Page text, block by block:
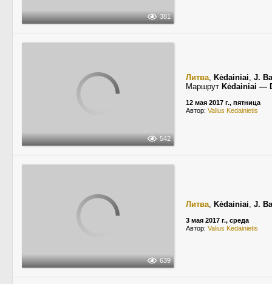
381
542
Литва, Kėdainiai, J.
Маршрут Kėdainiai —
12 мая 2017 г., пятница
Автор: Valius Kedainietis
639
Литва, Kėdainiai, J.
3 мая 2017 г., среда
Автор: Valius Kedainietis